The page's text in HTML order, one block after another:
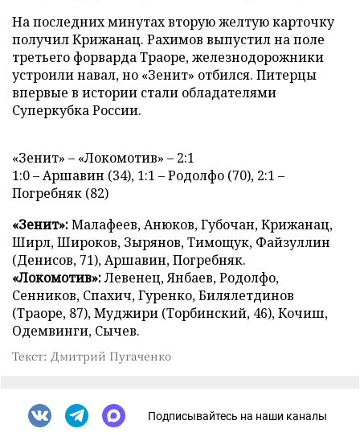
На последних минутах вторую желтую карточку
получил Крижанац. Рахимов выпустил на поле
третьего форварда Траоре, железнодорожники
устроили навал, но «Зенит» отбился. Питерцы
впервые в истории стали обладателями
Суперкубка России.
«Зенит» – «Локомотив» – 2:1
1:0 – Аршавин (34), 1:1 – Родолфо (70), 2:1 –
Погребняк (82)
«Зенит»:Малафеев, Анюков, Губочан, Крижанац,
Ширл, Широков, Зырянов, Тимощук, Файзуллин
(Денисов, 71), Аршавин, Погребняк.
«Локомотив»:Левенец, Янбаев, Родолфо,
Сенников, Спахич, Гуренко, Билялетдинов
(Траоре, 87), Муджири (Торбинский, 46), Кочиш,
Одемвинги, Сычев.
Текст: Дмитрий Пугаченко
Подписывайтесь на наши каналы